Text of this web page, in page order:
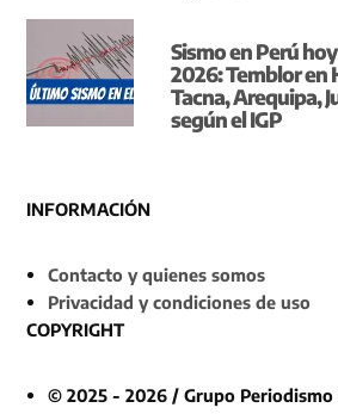
Sismo en Perú
2026: Temblor en
Tacna, Arequipa,
según el IGP
INFORMACIÓN
Contacto y quienes somos
Privacidad y condiciones de uso
COPYRIGHT
© 2025 - 2026 / Grupo Periodismo